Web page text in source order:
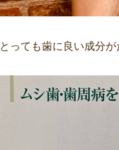
とっても歯に良い成分